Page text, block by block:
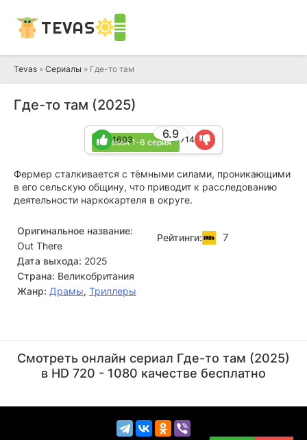
TEVAS
Tevas » Сериалы » Где-то там
Где-то там (2025)
1 сезон 1-6 серия
6.9
1603 714
Фермер сталкивается с тёмными силами, проникающими
в его сельскую общину, что приводит к расследованию
деятельности наркокартеля в округе.
Оригинальное название:
Out There
Дата выхода: 2025
Страна: Великобритания
Жанр: Драмы, Триллеры
Рейтинги: 7
(Caleb Williams)
(Kenny Davies)
Смотреть онлайн сериал Где-то там (2025)
в HD 720 - 1080 качестве бесплатно